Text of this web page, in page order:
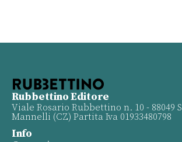
Rubbettino Editore
Viale Rosario Rubbettino n. 10 - 88049
Mannelli (CZ) Partita Iva 01933480798
Info